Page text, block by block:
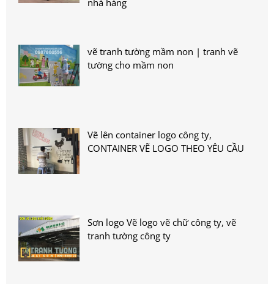
vẽ tranh tường mầm non | tranh vẽ
tường cho mầm non
Vẽ lên container logo công ty,
CONTAINER VẼ LOGO THEO YÊU CẦU
Sơn logo Vẽ logo vẽ chữ công ty, vẽ
tranh tường công ty